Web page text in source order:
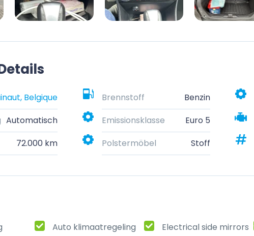
Belgique Brennstoff Benzin
Automatisch Emissionsklasse Euro 5
72.000 km Polstermöbel Stoff
Auto klimaatregeling Electrical side mirrors